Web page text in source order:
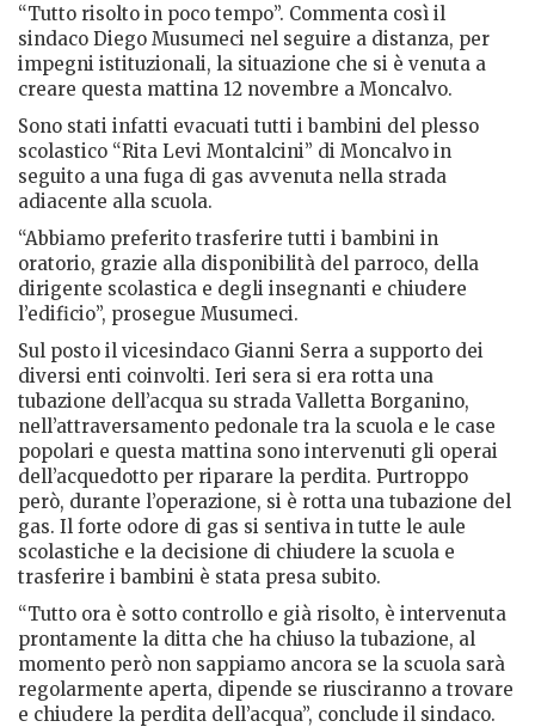
“Tutto risolto in poco tempo”. Commenta così il
sindaco Diego Musumeci nel seguire a distanza, per
impegni istituzionali, la situazione che si è venuta a
creare questa mattina 12 novembre a Moncalvo.
Sono stati infatti evacuati tutti i bambini del plesso
scolastico “Rita Levi Montalcini” di Moncalvo in
seguito a una fuga di gas avvenuta nella strada
adiacente alla scuola.
“Abbiamo preferito trasferire tutti i bambini in
oratorio, grazie alla disponibilità del parroco, della
dirigente scolastica e degli insegnanti e chiudere
l’edificio”, prosegue Musumeci.
Sul posto il vicesindaco Gianni Serra a supporto dei
diversi enti coinvolti. Ieri sera si era rotta una
tubazione dell’acqua su strada Valletta Borganino,
nell’attraversamento pedonale tra la scuola e le case
popolari e questa mattina sono intervenuti gli operai
dell’acquedotto per riparare la perdita. Purtroppo
però, durante l’operazione, si è rotta una tubazione del
gas. Il forte odore di gas si sentiva in tutte le aule
scolastiche e la decisione di chiudere la scuola e
trasferire i bambini è stata presa subito.
“Tutto ora è sotto controllo e già risolto, è intervenuta
prontamente la ditta che ha chiuso la tubazione, al
momento però non sappiamo ancora se la scuola sarà
regolarmente aperta, dipende se riusciranno a trovare
e chiudere la perdita dell’acqua”, conclude il sindaco.